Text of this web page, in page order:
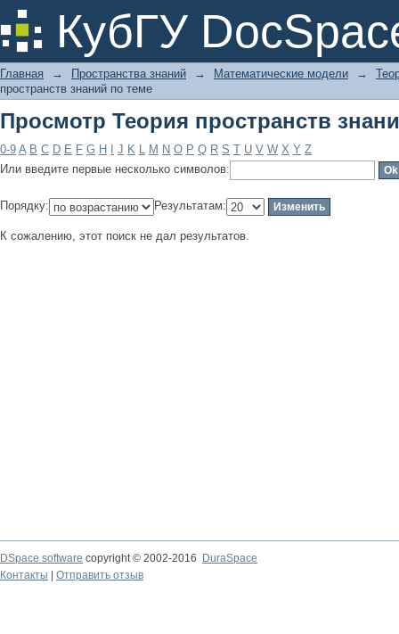
КубГУ
Просмотр Теория пространств
Главная → Пространства знаний → Математические модели →
пространств знаний по теме
Просмотр Теория пространств
0-9 A B C D E F G H J K L M N O P Q R S T U V W X Y Z
Или введите первые несколько символов:
Порядку: Результатам:
К сожалению, этот поиск не дал результатов.
DSpace software copyright © 2002-2016
DuraSpace
Контакты
Отправить отзыв